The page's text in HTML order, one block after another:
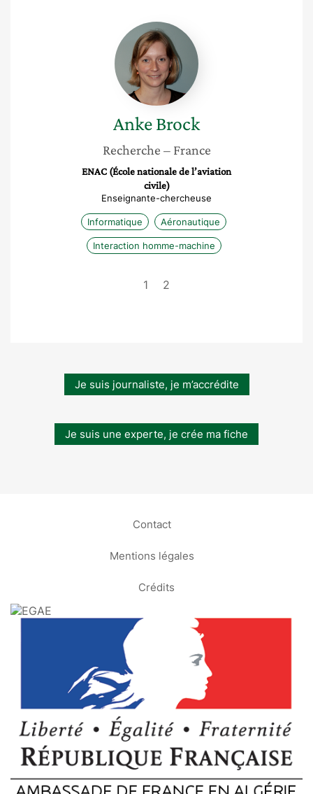
Anke
Brock
AnkeBrock
Recherche – France
ENAC (École nationale de l’aviation
civile)
Enseignante-chercheuse
Informatique Aéronautique
Interaction homme-machine
1 2
Je suis journaliste, je m’accrédite
Je suis une experte, je crée ma fiche
Contact
Mentions légales
Crédits